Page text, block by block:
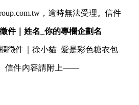
，逾時無法受理。信件
件｜姓名_你的專欄企劃名
徵件｜徐小貓_愛是彩色糖衣包
信件內容請附上——